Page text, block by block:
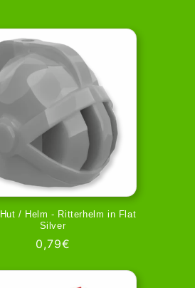
/ Helm - Ritterhelm in Flat
Silver
Normaler
0,79€